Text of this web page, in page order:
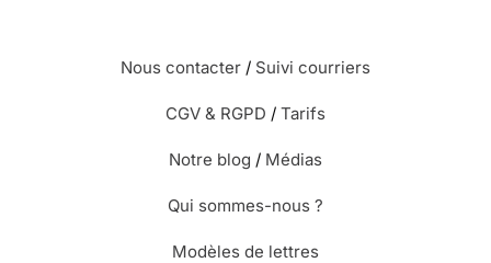
Nous contacter / Suivi courriers
CGV & RGPD / Tarifs
Notre blog / Médias
Qui sommes-nous ?
Modèles de lettres